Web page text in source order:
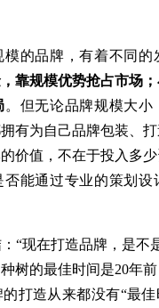
模的品牌，有着不同的
靠规模优势抢占市场
。但无论品牌规模大小
有为自己品牌包装、
价值，不在于投入多少
否能通过专业的策划设
“现在打造品牌，是不
树的最佳时间是20年
打造从来都没有“最佳